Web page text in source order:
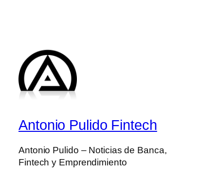
Antonio Pulido Fintech
Antonio Pulido – Noticias de Banca,
Fintech y Emprendimiento